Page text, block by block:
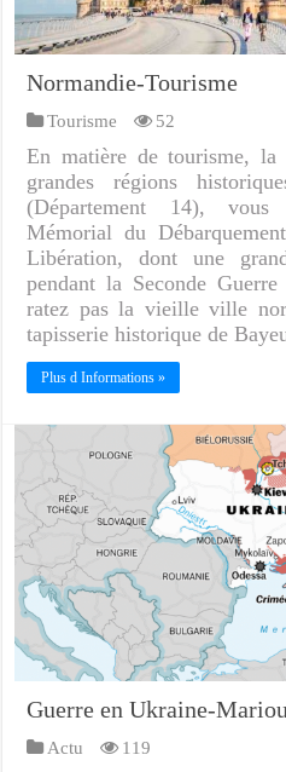
Normandie-Tourisme
Tourisme 52
En matière de tourisme, la
grandes régions
(Département 14),
Mémorial du
Libération, dont une
pendant la Seconde
ratez pas la vieille ville
tapisserie historique de
Plus d Informations »
Guerre en Ukraine-
Actu 119